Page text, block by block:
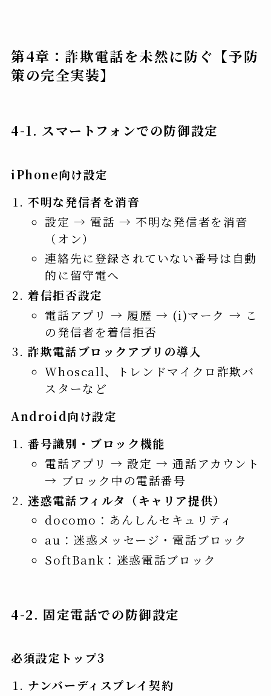
第4章：詐欺電話を未然に防ぐ【予防
策の完全実装】
4-1. スマートフォンでの防御設定
iPhone向け設定
不明な発信者を消音
設定 → 電話 → 不明な発信者を消音
（オン）
連絡先に登録されていない番号は自動
的に留守電へ
着信拒否設定
電話アプリ → 履歴 → (i)マーク → こ
の発信者を着信拒否
詐欺電話ブロックアプリの導入
Whoscall、トレンドマイクロ詐欺バ
スターなど
Android向け設定
番号識別・ブロック機能
電話アプリ → 設定 → 通話アカウント
→ ブロック中の電話番号
迷惑電話フィルタ（キャリア提供）
docomo：あんしんセキュリティ
au：迷惑メッセージ・電話ブロック
SoftBank：迷惑電話ブロック
4-2. 固定電話での防御設定
必須設定トップ3
ナンバーディスプレイ契約